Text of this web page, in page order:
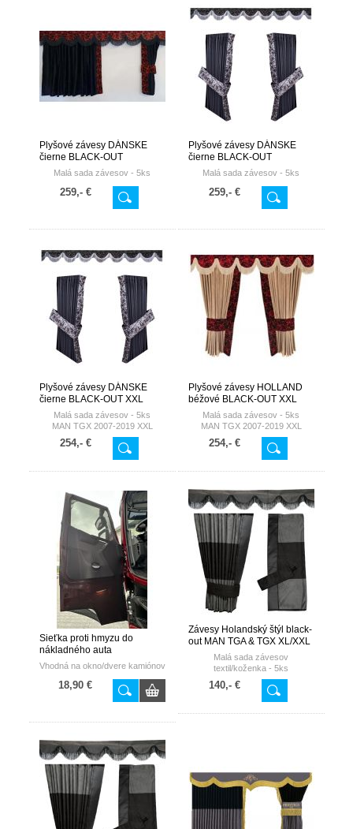
Plyšové závesy DÁNSKE
čierne BLACK-OUT
Malá sada závesov - 5ks
259,- €
Plyšové závesy DÁNSKE
čierne BLACK-OUT
Malá sada závesov - 5ks
259,- €
Plyšové závesy DÁNSKE
čierne BLACK-OUT XXL
Malá sada závesov - 5ks
MAN TGX 2007-2019 XXL
kabína
254,- €
Plyšové závesy HOLLAND
béžové BLACK-OUT XXL
Malá sada závesov - 5ks
MAN TGX 2007-2019 XXL
kabína
254,- €
Sieťka proti hmyzu do
nákladného auta
Vhodná na okno/dvere kamiónov
18,90 €
Závesy Holandský štýl black-
out MAN TGA & TGX XL/XXL
vysoká kabína do 2020
Malá sada závesov
textil/koženka - 5ks
140,- €